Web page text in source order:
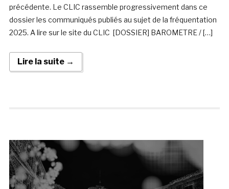
précédente. Le CLIC rassemble progressivement dans ce
dossier les communiqués publiés au sujet de la fréquentation
2025. A lire sur le site du CLIC [DOSSIER] BAROMETRE / […]
Lire la suite →